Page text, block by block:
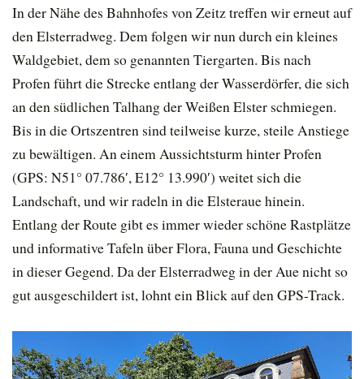
In der Nähe des Bahnhofes von Zeitz treffen wir erneut auf
den Elsterradweg. Dem folgen wir nun durch ein kleines
Waldgebiet, dem so genannten Tiergarten. Bis nach
Profen führt die Strecke entlang der Wasserdörfer, die sich
an den südlichen Talhang der Weißen Elster schmiegen.
Bis in die Ortszentren sind teilweise kurze, steile Anstiege
zu bewältigen. An einem Aussichtsturm hinter Profen
(GPS: N51° 07.786′, E12° 13.990′) weitet sich die
Landschaft, und wir radeln in die Elsteraue hinein.
Entlang der Route gibt es immer wieder schöne Rastplätze
und informative Tafeln über Flora, Fauna und Geschichte
in dieser Gegend. Da der Elsterradweg in der Aue nicht so
gut ausgeschildert ist, lohnt ein Blick auf den GPS-Track.